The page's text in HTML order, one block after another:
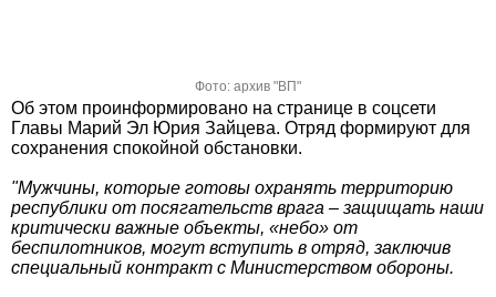
Фото: архив "ВП"
Об этом проинформировано на странице в соцсети
Главы Марий Эл Юрия Зайцева. Отряд формируют для
сохранения спокойной обстановки.
"Мужчины, которые готовы охранять территорию
республики от посягательств врага – защищать наши
критически важные объекты, «небо» от
беспилотников, могут вступить в отряд, заключив
специальный контракт с Министерством обороны.